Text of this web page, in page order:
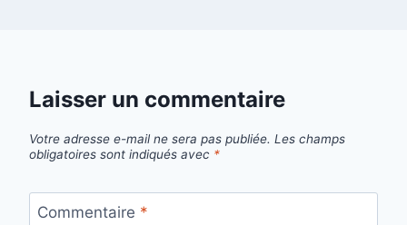
Laisser un commentaire
Votre adresse e-mail ne sera pas publiée. Les champs
obligatoires sont indiqués avec *
Commentaire *